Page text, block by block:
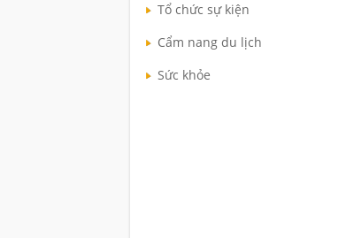
Tổ chức sự kiện
Cẩm nang du lịch
Sức khỏe